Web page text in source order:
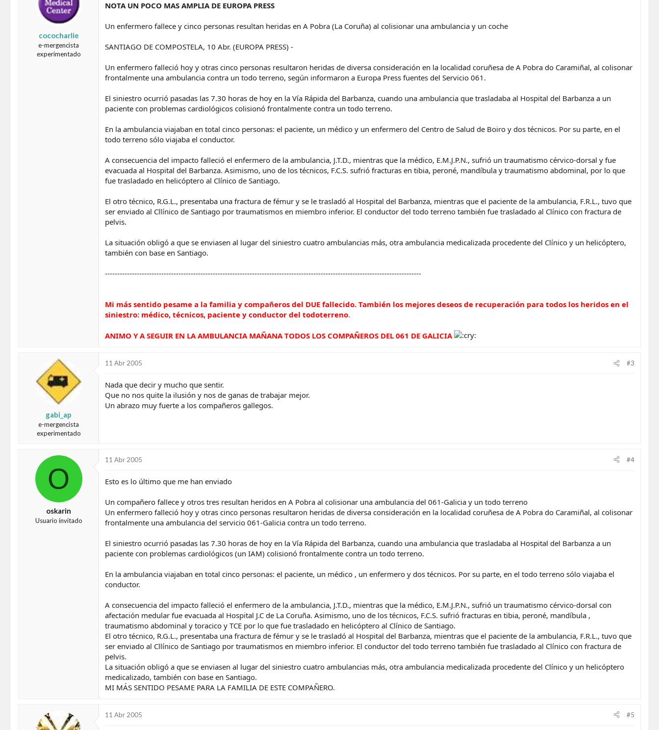
cococharlie
e-mergencista
experimentado
NOTA UN POCO MAS AMPLIA DE EUROPA PRESS
Un enfermero fallece y cinco personas resultan heridas en A Pobra (La Coruña) al colisionar una ambulancia y un coche
SANTIAGO DE COMPOSTELA, 10 Abr. (EUROPA PRESS) -
Un enfermero falleció hoy y otras cinco personas resultaron heridas de diversa consideración en la localidad coruñesa de A Pobra do Caramiñal, al colisonar
frontalmente una ambulancia contra un todo terreno, según informaron a Europa Press fuentes del Servicio 061.
El siniestro ocurrió pasadas las 7.30 horas de hoy en la Vía Rápida del Barbanza, cuando una ambulancia que trasladaba al Hospital del Barbanza a un
paciente con problemas cardiológicos colisionó frontalmente contra un todo terreno.
En la ambulancia viajaban en total cinco personas: el paciente, un médico y un enfermero del Centro de Salud de Boiro y dos técnicos. Por su parte, en el
todo terreno sólo viajaba el conductor.
A consecuencia del impacto falleció el enfermero de la ambulancia, J.T.D., mientras que la médico, E.M.J.P.N., sufrió un traumatismo cérvico-dorsal y fue
evacuada al Hospital del Barbanza. Asimismo, uno de los técnicos, F.C.S. sufrió fracturas en tibia, peroné, mandíbula y traumatismo abdominal, por lo que
fue trasladado en helicóptero al Clínico de Santiago.
El otro técnico, R.G.L., presentaba una fractura de fémur y se le trasladó al Hospital del Barbanza, mientras que el paciente de la ambulancia, F.R.L., tuvo que
ser enviado al Cllínico de Santiago por traumatismos en miembro inferior. El conductor del todo terreno también fue trasladado al Clínico con fractura de
pelvis.
La situación obligó a que se enviasen al lugar del siniestro cuatro ambulancias más, otra ambulancia medicalizada procedente del Clínico y un helicóptero,
también con base en Santiago.
---------------------------------------------------------------------------------------------------------------------------------
Mi más sentido pesame a la familia y compañeros del DUE fallecido. También los mejores deseos de recuperación para todos los heridos en el
siniestro: médico, técnicos, paciente y conductor del todoterreno.
ANIMO Y A SEGUIR EN LA AMBULANCIA MAÑANA TODOS LOS COMPAÑEROS DEL 061 DE GALICIA
gabi_ap
e-mergencista
experimentado
11 Abr 2005 #3
Nada que decir y mucho que sentir.
Que no nos quite la ilusión y nos de ganas de trabajar mejor.
Un abrazo muy fuerte a los compañeros gallegos.
O
oskarin
Usuario invitado
11 Abr 2005 #4
Esto es lo último que me han enviado
Un compañero fallece y otros tres resultan heridos en A Pobra al colisionar una ambulancia del 061-Galicia y un todo terreno
Un enfermero falleció hoy y otras cinco personas resultaron heridas de diversa consideración en la localidad coruñesa de A Pobra do Caramiñal, al colisonar
frontalmente una ambulancia del servicio 061-Galicia contra un todo terreno.
El siniestro ocurrió pasadas las 7.30 horas de hoy en la Vía Rápida del Barbanza, cuando una ambulancia que trasladaba al Hospital del Barbanza a un
paciente con problemas cardiológicos (un IAM) colisionó frontalmente contra un todo terreno.
En la ambulancia viajaban en total cinco personas: el paciente, un médico , un enfermero y dos técnicos. Por su parte, en el todo terreno sólo viajaba el
conductor.
A consecuencia del impacto falleció el enfermero de la ambulancia, J.T.D., mientras que la médico, E.M.J.P.N., sufrió un traumatismo cérvico-dorsal con
afectación medular fue evacuada al Hospital J.C de La Coruña. Asimismo, uno de los técnicos, F.C.S. sufrió fracturas en tibia, peroné, mandíbula ,
traumatismo abdominal y toracico y TCE por lo que fue trasladado en helicóptero al Clínico de Santiago.
El otro técnico, R.G.L., presentaba una fractura de fémur y se le trasladó al Hospital del Barbanza, mientras que el paciente de la ambulancia, F.R.L., tuvo que
ser enviado al Cllínico de Santiago por traumatismos en miembro inferior. El conductor del todo terreno también fue trasladado al Clínico con fractura de
pelvis.
La situación obligó a que se enviasen al lugar del siniestro cuatro ambulancias más, otra ambulancia medicalizada procedente del Clínico y un helicóptero
medicalizado, también con base en Santiago.
MI MÁS SENTIDO PESAME PARA LA FAMILIA DE ESTE COMPAÑERO.
11 Abr 2005 #5